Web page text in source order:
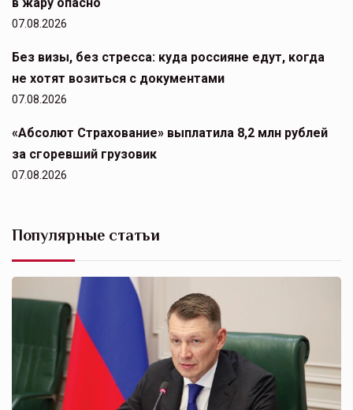
07.08.2026
Без визы, без стресса: куда россияне едут, когда
не хотят возиться с документами
07.08.2026
«Абсолют Страхование» выплатила 8,2 млн рублей
за сгоревший грузовик
07.08.2026
Популярные статьи